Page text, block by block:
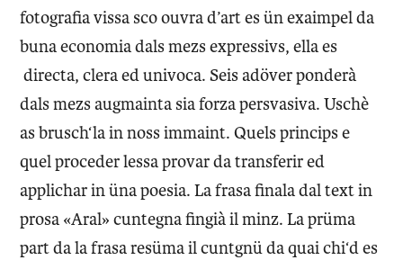
fotografia vissa sco ouvra d’art es ün exaimpel da
buna economia dals mezs expressivs, ella es
directa, clera ed univoca. Seis adöver ponderà
dals mezs augmainta sia forza persvasiva. Uschè
as brusch‘la in noss immaint. Quels princips e
quel proceder lessa provar da transferir ed
applichar in üna poesia. La frasa finala dal text in
prosa «Aral» cuntegna fingià il minz. La prüma
part da la frasa resüma il cuntgnü da quai chi‘d es